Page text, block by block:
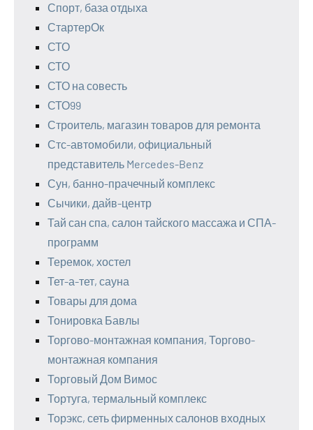
Спорт, база отдыха
СтартерОк
СТО
СТО
СТО на совесть
СТО99
Строитель, магазин товаров для ремонта
Стс-автомобили, официальный
представитель Mercedes-Benz
Сун, банно-прачечный комплекс
Сычики, дайв-центр
Тай сан спа, салон тайского массажа и СПА-
программ
Теремок, хостел
Тет-а-тет, сауна
Товары для дома
Тонировка Бавлы
Торгово-монтажная компания, Торгово-
монтажная компания
Торговый Дом Вимос
Тортуга, термальный комплекс
Торэкс, сеть фирменных салонов входных